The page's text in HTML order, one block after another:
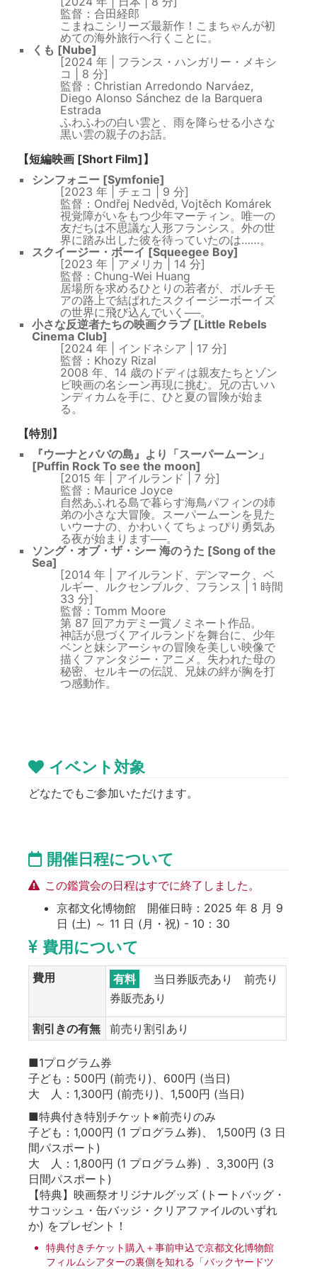
監督：合田経郎
こまねこシリーズ最新作！こまちゃんが初
めての海外旅行へ行くことに。​​​
くも [Nube]
[2024 年 | フランス・ハンガリー・メキシ
コ | 8 分]
監督：Christian Arredondo Narváez,
Diego Alonso Sánchez de la Barquera
Estrada
ふわふわの白い雲と、雨を降らせる小さな
黒い雲の親子のお話。​​
【短編映画 [Short Film]】
シンフォニー [Symfonie]
[2023 年 | チェコ | 9 分]
監督：Ondřej Nedvěd, Vojtěch Komárek
視覚障がいをもつ少年マーティン。唯一の
友だちは不思議な人形フランシス。外の世
界に踏み出した彼を待っていたのは……。​​
スクイージー・ボーイ [Squeegee Boy]
[2023 年 | アメリカ | 14 分]
監督：Chung-Wei Huang
居場所を求めるひとりの若者が、ボルチモ
アの路上で結ばれたスクイージーボーイズ
の世界に飛び込んでいく──。​​
小さな反逆者たちの映画クラブ [Little Rebels
Cinema Club]
[2024 年 | インドネシア | 17 分]
監督：Khozy Rizal
2008 年、14 歳のドディは親友たちとゾン
ビ映画の名シーン再現に挑む。兄の古いハ
ンディカムを手に、ひと夏の冒険が始ま
る。​​
【特別】
『ウーナとババの島』より「スーパームーン」
[Puffin Rock To see the moon]
[2015 年 | アイルランド | 7 分]
監督：Maurice Joyce
自然あふれる島で暮らす海鳥パフィンの姉
弟の小さな大冒険。スーパームーンを見た
いウーナの、かわいくてちょっぴり勇気あ
る夜が始まります──。
ソング・オブ・ザ・シー 海のうた [Song of the
Sea]
[2014 年 | アイルランド、デンマーク、ベ
ルギー、ルクセンブルク、フランス | 1 時間
33 分]
監督：Tomm Moore
​第 87 回アカデミー賞ノミネート作品。
神話が息づくアイルランドを舞台に、少年
ベンと妹シアーシャの冒険を美しい映像で
描くファンタジー・アニメ。失われた母の
秘密、セルキーの伝説、兄妹の絆が胸を打
つ感動作。
イベント対象
どなたでもご参加いただけます。
開催日程について
この鑑賞会の日程はすでに終了しました。
京都文化博物館 開催日時：2025 年 8 月 9
日 (土) ～ 11 日 (月・祝) - 10：30
費用について
費用 有料
当日券販売あり 前売り
券販売あり
割引きの有無 前売り割引あり
■1プログラム券
子ども：500円 (前売り)、600円 (当日)
大 人：1,300円 (前売り)、1,500円 (当日)
■特典付き特別チケット※前売りのみ
子ども：1,000円 (1 プログラム券)、 1,500円 (3 日
間パスポート)
大 人：1,800円 (1 プログラム券) 、3,300円 (3
日間パスポート)
【特典】映画祭オリジナルグッズ (トートバッグ・
サコッシュ・缶バッジ・クリアファイルのいずれ
か) をプレゼント！
特典付きチケット購入＋事前申込で京都文化博物館
フィルムシアターの裏側を知れる「バックヤードツ